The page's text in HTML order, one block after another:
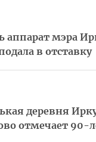
аппарат мэра
в отставку
деревня
отмечает 90-